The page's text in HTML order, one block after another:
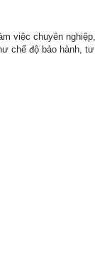
việc chuyên
chế độ bảo hành,